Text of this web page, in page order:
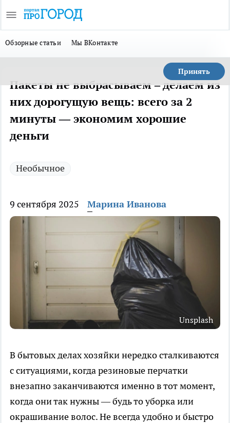
Обзорные статьи Мы ВКонтакте
Принять
Пакеты не выбрасываем – делаем из
них дорогущую вещь: всего за 2
минуты — экономим хорошие
деньги
Необычное
9 сентября 2025 Марина Иванова
Unsplash
В бытовых делах хозяйки нередко сталкиваются
с ситуациями, когда резиновые перчатки
внезапно заканчиваются именно в тот момент,
когда они так нужны — будь то уборка или
окрашивание волос. Не всегда удобно и быстро